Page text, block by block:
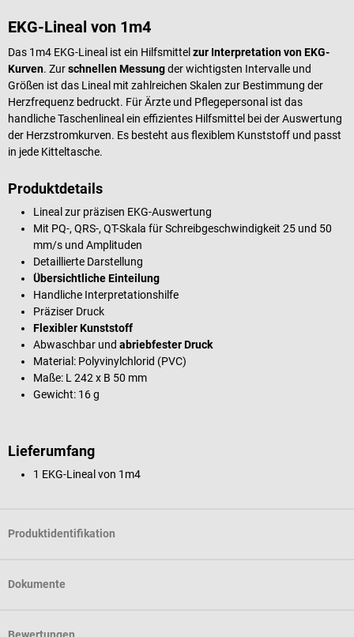
EKG-Lineal von 1m4
Das 1m4 EKG-Lineal ist ein Hilfsmittel zur Interpretation von EKG-
Kurven. Zurschnellen Messungder wichtigsten Intervalle und
Größen ist das Lineal mit zahlreichen Skalen zur Bestimmung der
Herzfrequenz bedruckt. Für Ärzte und Pflegepersonal ist das
handliche Taschenlineal ein effizientes Hilfsmittel bei der Auswertung
der Herzstromkurven. Es besteht aus flexiblem Kunststoff und passt
in jede Kitteltasche.
Produktdetails
Lineal zur präzisen EKG-Auswertung
Mit PQ-, QRS-, QT-Skala für Schreibgeschwindigkeit 25 und 50
mm/s und Amplituden
Detaillierte Darstellung
Übersichtliche Einteilung
Handliche Interpretationshilfe
Präziser Druck
Flexibler Kunststoff
Abwaschbar und abriebfester Druck
Material: Polyvinylchlorid (PVC)
Maße: L 242 x B 50 mm
Gewicht: 16 g
Lieferumfang
1 EKG-Lineal von 1m4
Produktidentifikation
Dokumente